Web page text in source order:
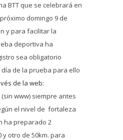
BTT que se celebrará en
domingo 9 de
y para facilitar la
deportiva ha
sea obligatorio
de la prueba para ello
de la web:
(sin www) siempre antes
el nivel de fortaleza
ha preparado 2
otro de 50km. para